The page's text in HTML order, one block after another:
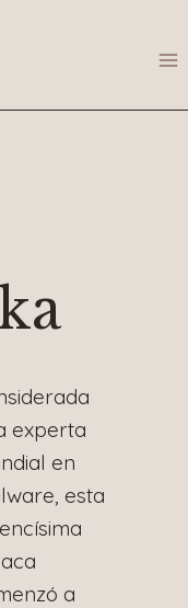
experta
en
esta
a